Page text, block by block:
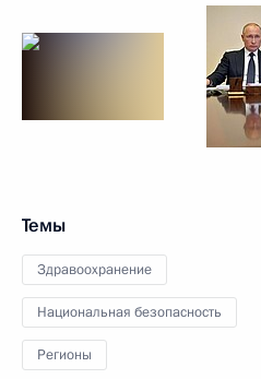
Темы
Здравоохранение
Национальная безопасность
Регионы